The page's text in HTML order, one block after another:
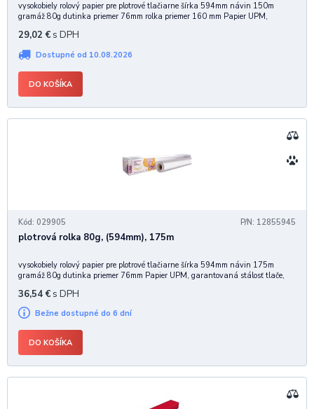
vysokobiely rolový papier pre plotrové tlačiarne šírka 594mm návin 150m
gramáž 80g dutinka priemer 76mm rolka priemer 160 mm Papier UPM,
29,02 € s DPH
Dostupné od 10.08.2026
DO KOŠÍKA
Kód: 029905 P/N: 12855945
plotrová rolka 80g, (594mm), 175m
vysokobiely rolový papier pre plotrové tlačiarne šírka 594mm návin 175m
gramáž 80g dutinka priemer 76mm Papier UPM, garantovaná stálosť tlače,
36,54 € s DPH
Bežne dostupné do 6 dní
DO KOŠÍKA